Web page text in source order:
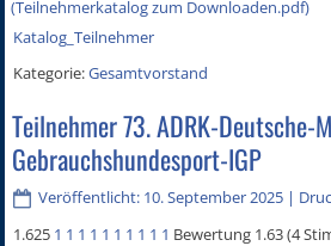
Katalog_Teilnehmer
Kategorie:Gesamtvorstand
Teilnehmer 73. ADRK-
Gebrauchshundesport-IGP
Veröffentlicht: 10. September 2025 |
1.625 1 1 1 1 1 1 1 1 1 1 Bewertung 1.63 (4